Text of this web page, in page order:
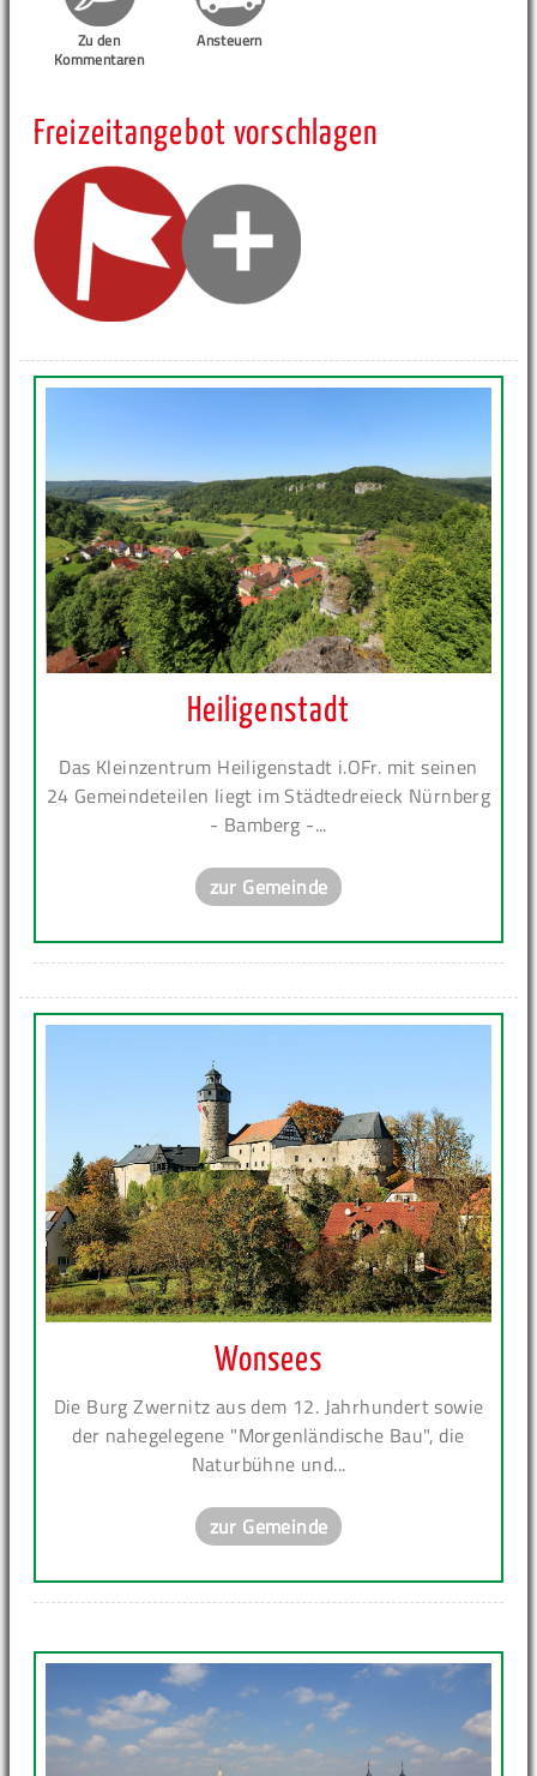
Zu den
Kommentaren
Ansteuern
Freizeitangebot vorschlagen
Heiligenstadt
Das Kleinzentrum Heiligenstadt i.OFr. mit seinen
24 Gemeindeteilen liegt im Städtedreieck Nürnberg
- Bamberg -...
zur Gemeinde
Wonsees
Die Burg Zwernitz aus dem 12. Jahrhundert sowie
der nahegelegene "Morgenländische Bau", die
Naturbühne und...
zur Gemeinde